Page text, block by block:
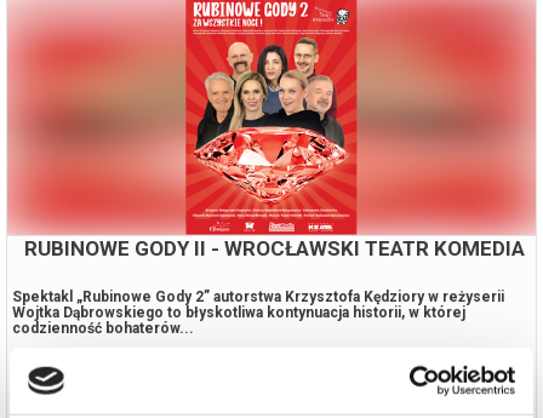
RUBINOWE GODY II - WROCŁAWSKI TEATR KOMEDIA
Spektakl „Rubinowe Gody 2” autorstwa Krzysztofa Kędziory w reżyserii
Wojtka Dąbrowskiego to błyskotliwa kontynuacja historii, w której
codzienność bohaterów...